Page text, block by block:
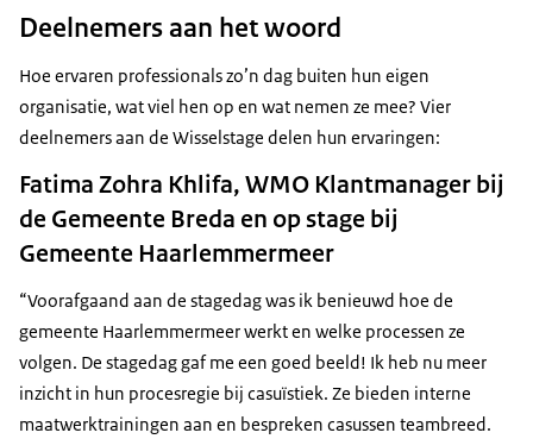
Deelnemers aan het woord
Hoe ervaren professionals zo’n dag buiten hun eigen
organisatie, wat viel hen op en wat nemen ze mee? Vier
deelnemers aan de Wisselstage delen hun ervaringen:
Fatima Zohra Khlifa, WMO Klantmanager bij
de Gemeente Breda en op stage bij
Gemeente Haarlemmermeer
“Voorafgaand aan de stagedag was ik benieuwd hoe de
gemeente Haarlemmermeer werkt en welke processen ze
volgen. De stagedag gaf me een goed beeld! Ik heb nu meer
inzicht in hun procesregie bij casuïstiek. Ze bieden interne
maatwerktrainingen aan en bespreken casussen teambreed.